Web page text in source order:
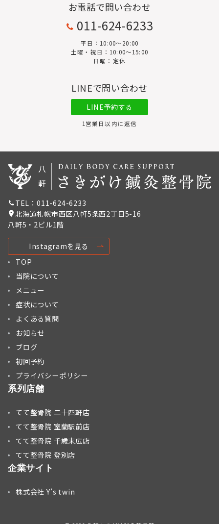
お電話で問い合わせ
011-624-6233
平日：10:00〜20:00
土曜・祝日：10:00～15:00
日曜：定休
LINEで問い合わせ
LINE予約する
1営業日以内に返信
TEL：011-624-6233
北海道札幌市西区八軒5条西2丁目5-16
八軒5・2ビル1階
Instagramを見る
TOP
当院について
メニュー
症状について
よくある質問
お知らせ
ブログ
初回予約
プライバシーポリシー
系列店舗
てて整骨院 二十四軒店
てて整骨院 室蘭駅前店
てて整骨院 千歳末広店
てて整骨院 登別店
企業サイト
株式会社 Y’s twin